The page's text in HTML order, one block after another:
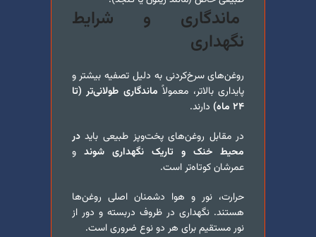
ماندگاری و شرایط
نگهداری
روغن‌های سرخ‌کردنی به دلیل تصفیه بیشتر و
پایداری بالاتر، معمولاً ماندگاری طولانی‌تر (تا
۲۴ ماه)
دارند.
در مقابل روغن‌های پخت‌و‌پز طبیعی بایددر
محیط خنک و تاریک نگهداری شوند و
عمرشان کوتاه‌تر است.
حرارت، نور و هوا دشمنان اصلی روغن‌ها
هستند. نگهداری در ظروف دربسته و دور از
نور مستقیم برای هر دو نوع ضروری است.